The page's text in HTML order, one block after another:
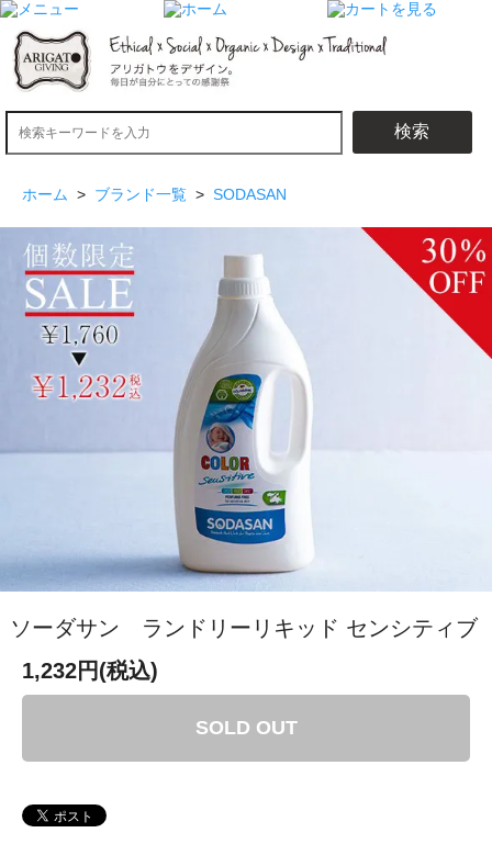
検索
ホーム > ブランド一覧 > SODASAN
ソーダサン ランドリーリキッド センシティブ
1,232円(税込)
SOLD OUT